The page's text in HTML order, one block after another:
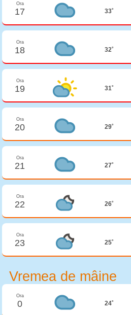
Ora
17 33˚
Ora
18 32˚
Ora
19 31˚
Ora
20 29˚
Ora
21 27˚
Ora
22 26˚
Ora
23 25˚
Vremea de mâine
Ora
0 24˚